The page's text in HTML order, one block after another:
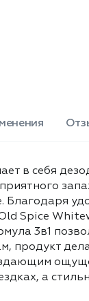
и освежённой.
волос и
и
и
а
отличным
для душа - 250
в себя
Spice
3в1
а